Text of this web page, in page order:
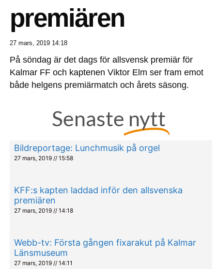
premiären
27 mars, 2019 14:18
På söndag är det dags för allsvensk premiär för
Kalmar FF och kaptenen Viktor Elm ser fram emot
både helgens premiärmatch och årets säsong.
Senaste nytt
Bildreportage: Lunchmusik på orgel
27 mars, 2019 15:58
KFF:s kapten laddad inför den allsvenska
premiären
27 mars, 2019 14:18
Webb-tv: Första gången fixarakut på Kalmar
Länsmuseum
27 mars, 2019 14:11